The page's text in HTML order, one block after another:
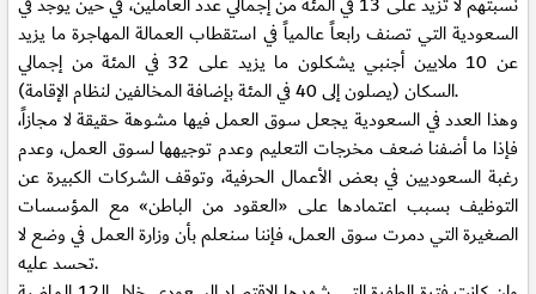
السعودية التي تصنف رابعاً عالمياً في استقطاب العمالة المهاجرة ما يزيد
عن 10 ملايين أجنبي يشكلون ما يزيد على 32 في المئة من إجمالي
السكان (يصلون إلى 40 في المئة بإضافة المخالفين لنظام الإقامة).
وهذا العدد في السعودية يجعل سوق العمل فيها مشوهة حقيقة لا مجازاً،
فإذا ما أضفنا ضعف مخرجات التعليم وعدم توجيهها لسوق العمل، وعدم
رغبة السعوديين في بعض الأعمال الحرفية، وتوقف الشركات الكبيرة عن
التوظيف بسبب اعتمادها على «العقود من الباطن» مع المؤسسات
الصغيرة التي دمرت سوق العمل، فإننا سنعلم بأن وزارة العمل في وضع لا
تحسد عليه.